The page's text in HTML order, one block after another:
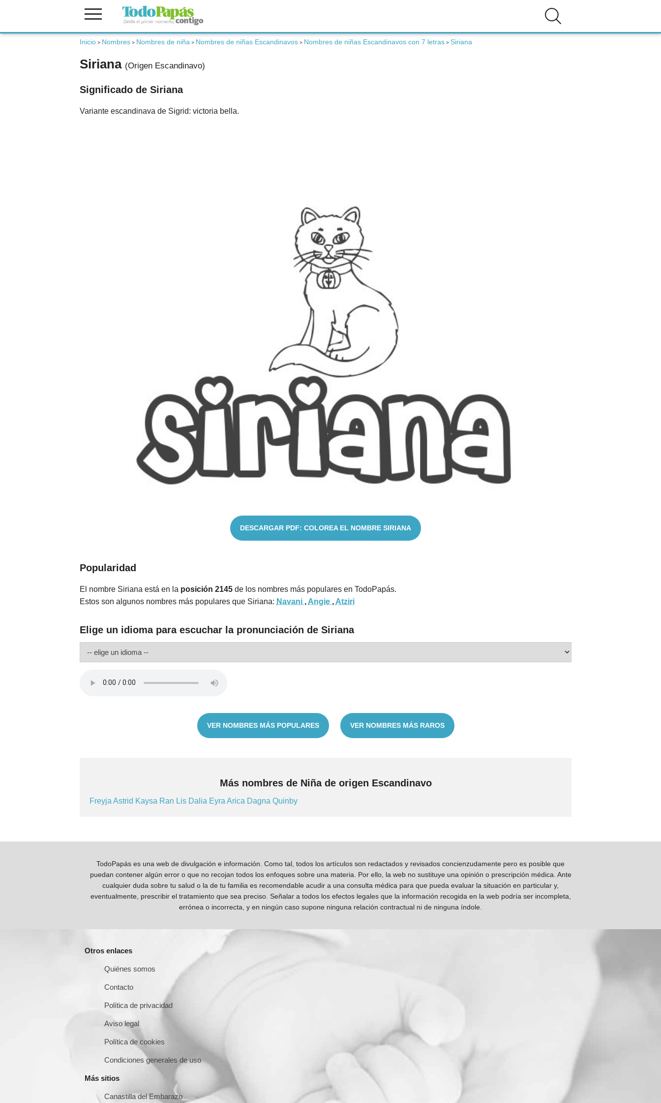
Inicio > Nombres > Nombres de niña > Nombres de niñas Escandinavos > Nombres de niñas Escandinavos con 7 letras > Siriana
Siriana (Origen Escandinavo)
Significado de Siriana
Variante escandinava de Sigrid: victoria bella.
DESCARGAR PDF: COLOREA EL NOMBRE SIRIANA
Popularidad
El nombre Siriana está en la posición 2145 de los nombres más populares en TodoPapás.
Estos son algunos nombres más populares que Siriana: Navani , Angie , Atziri
Elige un idioma para escuchar la pronunciación de Siriana
VER NOMBRES MÁS POPULARES VER NOMBRES MÁS RAROS
Más nombres de Niña de origen Escandinavo
Freyja Astrid Kaysa Ran Lis Dalia Eyra Arica Dagna Quinby
TodoPapás es una web de divulgación e información. Como tal, todos los artículos son redactados y revisados concienzudamente pero es posible que
puedan contener algún error o que no recojan todos los enfoques sobre una materia. Por ello, la web no sustituye una opinión o prescripción médica. Ante
cualquier duda sobre tu salud o la de tu familia es recomendable acudir a una consulta médica para que pueda evaluar la situación en particular y,
eventualmente, prescribir el tratamiento que sea preciso. Señalar a todos los efectos legales que la información recogida en la web podría ser incompleta,
errónea o incorrecta, y en ningún caso supone ninguna relación contractual ni de ninguna índole.
Otros enlaces
Quiénes somos
Contacto
Política de privacidad
Aviso legal
Política de cookies
Condiciones generales de uso
Más sitios
Canastilla del Embarazo